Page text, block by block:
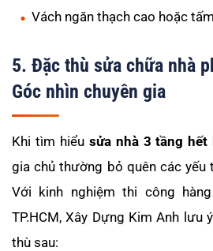
Vách ngăn thạch cao hoặc
5. Đặc thù sửa chữa nhà
Góc nhìn chuyên gia
Khi tìm hiểu sửa nhà 3 tầng hết
gia chủ thường bỏ quên các yếu
Với kinh nghiệm thi công
TP.HCM, Xây Dựng Kim Anh lưu
thù sau: